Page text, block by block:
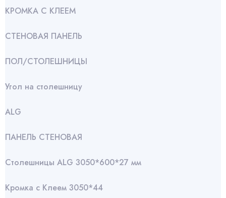
КРОМКА С КЛЕЕМ
СТЕНОВАЯ ПАНЕЛЬ
ПОЛ/СТОЛЕШНИЦЫ
Угол на столешницу
АLG
ПАНЕЛЬ СТЕНОВАЯ
Столешницы ALG 3050*600*27 мм
Кромка с Клеем 3050*44